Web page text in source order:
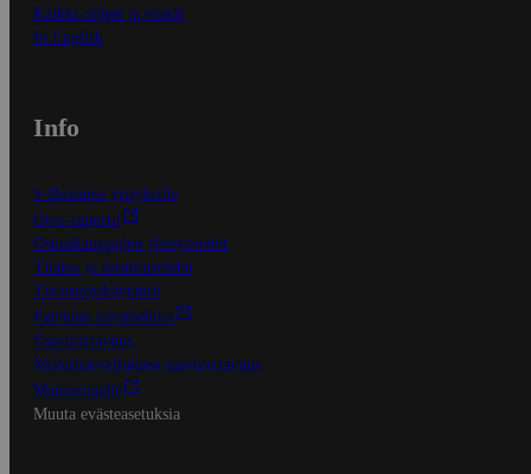
Kaikki ohjeet ja vinkit
In English
Info
S-Business yrityksille
Oiva-raportit
Osuuskauppojen yhteystiedot
Tilaus- ja toimitusehdot
Tietosuojakäytäntö
Palvelun käyttöehdot
Saavutettavuus
Mobiilisovelluksen saavutettavuus
Mainostajalle
Muuta evästeasetuksia